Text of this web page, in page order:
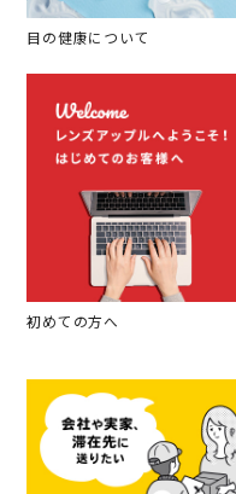
目の健康について
初めての方へ